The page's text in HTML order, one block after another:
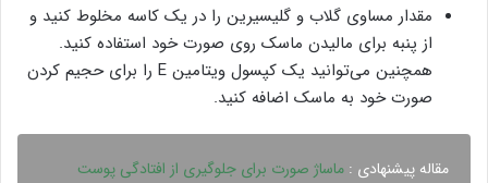
مقدار مساوی گلاب و گلیسیرین را در یک کاسه مخلوط کنید و
از پنبه برای مالیدن ماسک روی صورت خود استفاده کنید.
همچنین می‌توانید یک کپسول ویتامین E را برای حجیم کردن
صورت خود به ماسک اضافه کنید.
مقاله پیشنهادی : ماساژ صورت برای جلوگیری از افتادگی پوست